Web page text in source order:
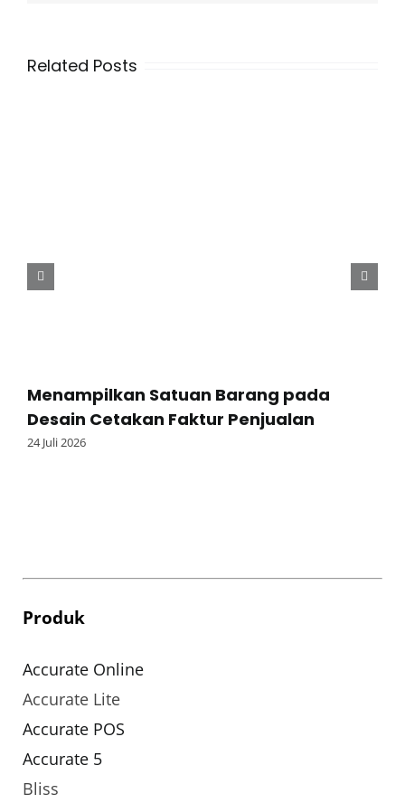
Related Posts
Menampilkan Satuan Barang pada
Desain Cetakan Faktur Penjualan
24 Juli 2026
Produk
Accurate Online
Accurate Lite
Accurate POS
Accurate 5
Bliss